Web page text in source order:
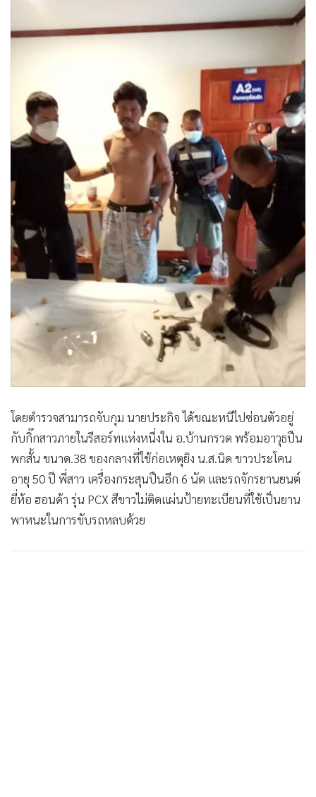
• ญี่ปุ่น
โดยตำรวจสามารถจับกุม นายประกิจ ได้ขณะหนีไปซ่อนตัวอยู่
กับกิ๊กสาวภายในรีสอร์ทแห่งหนึ่งใน อ.บ้านกรวด พร้อมอาวุธปืน
พกสั้น ขนาด.38 ของกลางที่ใช้ก่อเหตุยิง น.ส.นิด ขาวประโคน
อายุ 50 ปี พี่สาว เครื่องกระสุนปืนอีก 6 นัด และรถจักรยานยนต์
ยี่ห้อ ฮอนด้า รุ่น PCX สีขาวไม่ติดแผ่นป้ายทะเบียนที่ใช้เป็นยาน
พาหนะในการขับรถหลบด้วย